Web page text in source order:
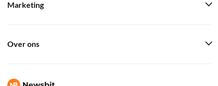
Marketing
Over ons